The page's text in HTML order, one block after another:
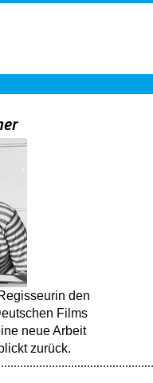
den
Films
neue Arbeit
zurück.